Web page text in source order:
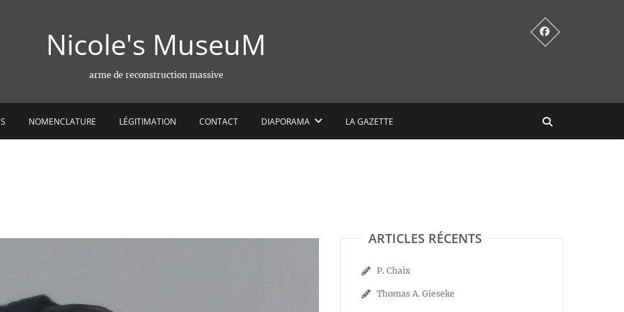
Nicole's MuseuM
arme de reconstruction massive
NOMENCLATURE LÉGITIMATION CONTACT DIAPORAMA LA GAZETTE
ARTICLES RÉCENTS
P. Chaix
Thomas A. Gieseke